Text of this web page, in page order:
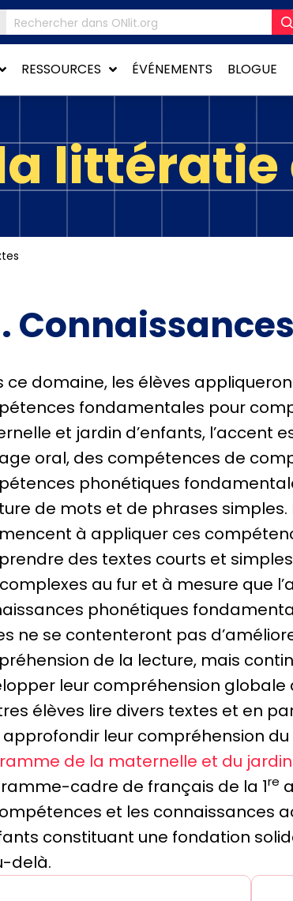
RESSOURCES ÉVÉNEMENTS BLOGUE
littératie
ce domaine, les élèves
fondamentales pour
et jardin d’enfants, l’accent
oral, des compétences de
phonétiques
de mots et de phrases simples.
à appliquer ces
des textes courts et
au fur et à mesure que
phonétiques
ne se contenteront pas
de la lecture, mais
leur compréhension
élèves lire divers textes et en
approfondir leur compréhension
de la maternelle et du
cadre de français de la 1re
et les connaissances
constituant une fondation
delà.